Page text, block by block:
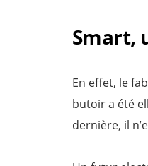
Smart,
En effet, le
butoir a été
dernière, il